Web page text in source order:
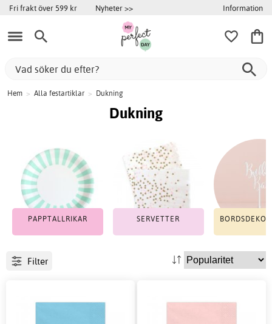
Fri frakt över 599 kr Nyheter >> Information
Hem > Alla festartiklar > Dukning
Dukning
PAPPTALLRIKAR SERVETTER
Filter